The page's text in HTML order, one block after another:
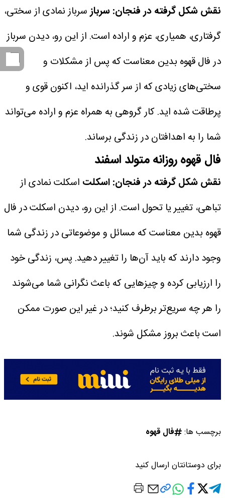
نقش شکل گرفته در فنجان: سربازسرباز نمادی از سختی،
گرفتاری، همیاری، عزم و اراده است. از این رو، دیدن سرباز
در فال قهوه بدین معناست که پس از مشکلات و
سختی‌های زیادی که از سر گذرانده اید، اکنون قوی و
پرطاقت شده اید. کار گروهی به همراه عزم و اراده می‌تواند
شما را به اهدافتان در زندگی برساند.
فال قهوه روزانه متولد اسفند
نقش شکل گرفته در فنجان: اسکلت اسکلت نمادی از
تباهی، تغییر یا تحول است. از این رو، دیدن اسکلت در فال
قهوه بدین معناست که مسائل و موضوعاتی در زندگی شما
وجود دارند که باید آن‌ها را تغییر دهید. پس، زندگی خود
را ارزیابی کرده و چیز‌هایی که باعث نگرانی شما می‌شوند
را هر چه سریع‌تر برطرف کنید؛ در غیر این صورت ممکن
است باعث بروز مشکل شوند.
برچسب ها: فال قهوه
برای دوستانتان ارسال کنید